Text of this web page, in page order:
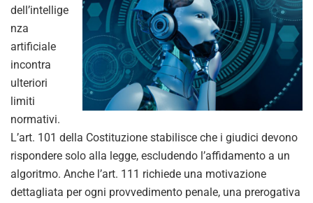
dell’intellige
nza
artificiale
incontra
ulteriori
limiti
normativi.
L’art. 101 della Costituzione stabilisce che i giudici devono
rispondere solo alla legge, escludendo l’affidamento a un
algoritmo. Anche l’art. 111 richiede una motivazione
dettagliata per ogni provvedimento penale, una prerogativa